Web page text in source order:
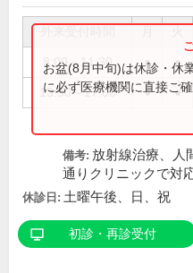
8:00～11:30 ● ●
13:30～17:00 ● ●
お盆(8月中旬)は休診・休
に必ず医療機関に直接ご確
備考: 放射線治療、人
通りクリニックで対
休診日: 土曜午後、日、祝
初診・再診受付